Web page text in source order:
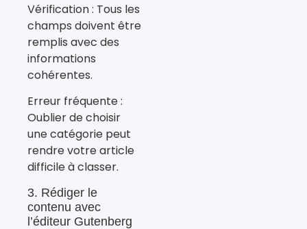
Vérification : Tous les
champs doivent être
remplis avec des
informations
cohérentes.
Erreur fréquente :
Oublier de choisir
une catégorie peut
rendre votre article
difficile à classer.
3. Rédiger le
contenu avec
l’éditeur Gutenberg